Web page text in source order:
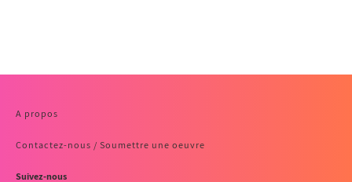
A propos
Contactez-nous / Soumettre une oeuvre
Suivez-nous